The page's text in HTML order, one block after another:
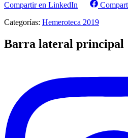
Compartir en LinkedIn
Categorías: Hemeroteca 2019
Barra lateral principal